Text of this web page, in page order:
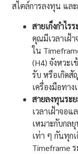
สไตล์การลงทุน แล
สายเก็งกำไร
คุณมีเวลาเฝ้
ใน
(H4) จังหวะ
รับ หรือเกิดสั
เครื่องมือทา
สายลงทุนระ
เวลาเฝ้าจอ
เหมาะกับกล
เท่า ๆ กันทุก
Timeframe